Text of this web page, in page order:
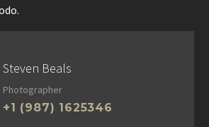
Steven Beals
Photographer
+1 (987) 1625346